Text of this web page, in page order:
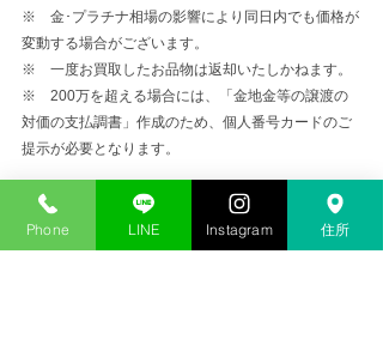
※　金･プラチナ相場の影響により同日内でも価格が
変動する場合がございます。
※　一度お買取したお品物は返却いたしかねます。
※　200万を超える場合には、「金地金等の譲渡の
対価の支払調書」作成のため、個人番号カードのご
提示が必要となります。
金プラチナ高価買取
Phone LINE Instagram 住所